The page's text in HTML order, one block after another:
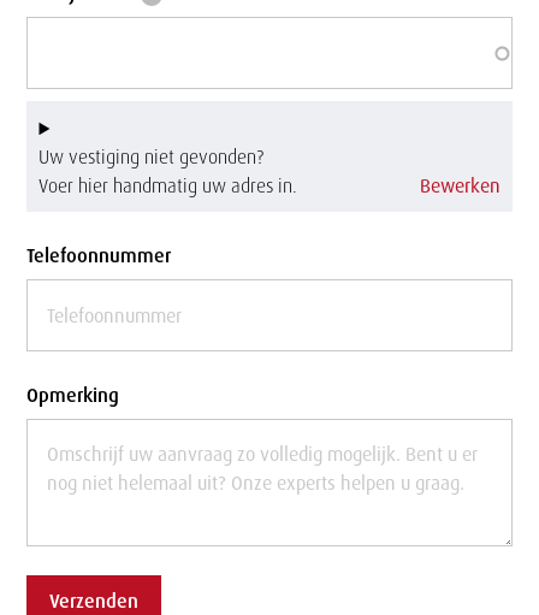
Uw vestiging niet gevonden?
Voer hier handmatig uw adres in.
Bewerken
Telefoonnummer
Opmerking
Verzenden